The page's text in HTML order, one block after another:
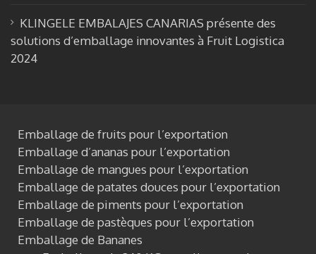
KLINGELE EMBALAJES CANARIAS présente des
solutions d’emballage innovantes à Fruit Logistica
2024
Emballage de fruits pour l’exportation
Emballage d’ananas pour l’exportation
Emballage de mangues pour l’exportation
Emballage de patates douces pour l’exportation
Emballage de piments pour l’exportation
Emballage de pastèques pour l’exportation
Emballage de Bananes